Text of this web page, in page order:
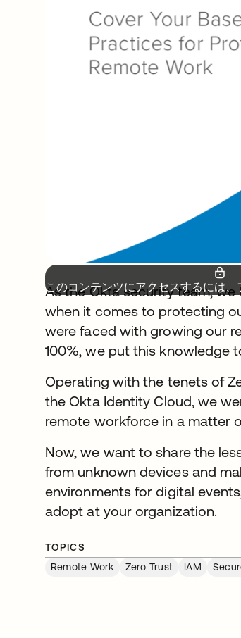
このコンテンツにアクセスするには
As the Okta security team,
when it comes to protecting
were faced with growing our
100%, we put this knowledge
Operating with the tenets of
the Okta Identity Cloud, we
remote workforce in a matter
Now, we want to share the
from unknown devices and
environments for digital
adopt at your organization.
TOPICS
Remote Work
Zero Trust IAM